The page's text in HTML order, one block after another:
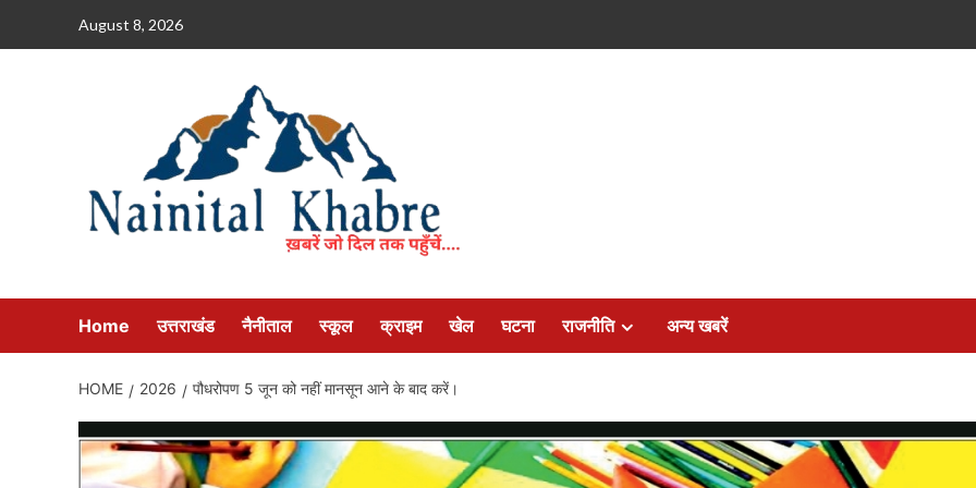
August 8, 2026
Home उत्तराखंड नैनीताल स्कूल क्राइम खेल घटना राजनीति अन्य खबरें
HOME 2026 पौधरोपण 5 जून को नहीं मानसून आने के बाद करें।